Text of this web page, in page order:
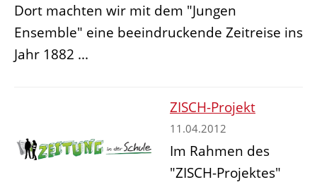
Dort machten wir mit dem "Jungen
Ensemble" eine beeindruckende Zeitreise ins
Jahr 1882 ...
ZISCH-Projekt
11.04.2012
Im Rahmen des
"ZISCH-Projektes"